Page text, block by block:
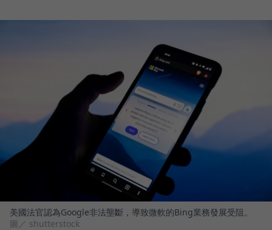
美國法官認為Google非法壟斷，導致微軟的Bing業務發展受阻。
圖／ shutterstock